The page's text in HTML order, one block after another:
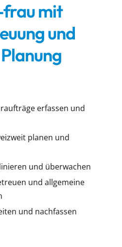
mit
und
erfassen und
planen und
und überwachen
und allgemeine
und nachfassen